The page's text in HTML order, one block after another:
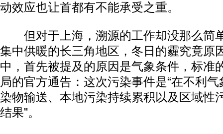
动效应也让首都有不能承受之重。
但对于上海，溯源的工作却没那么简
集中供暖的长三角地区，冬日的霾究竟原
中，首先被提及的原因是气象条件，标准
局的官方通告：这次污染事件是“在不利
染物输送、本地污染持续累积以及区域性
结果”。